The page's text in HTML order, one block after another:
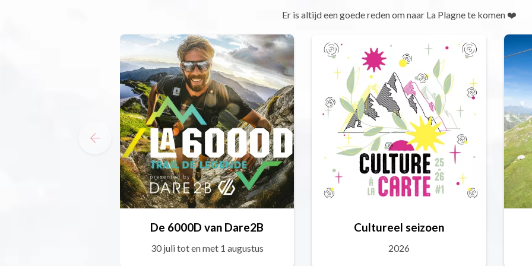
Er is altijd een goede reden om naar La Plagne te komen ❤️
De 6000D van Dare2B
30 juli tot en met 1 augustus
Cultureel seizoen
2026